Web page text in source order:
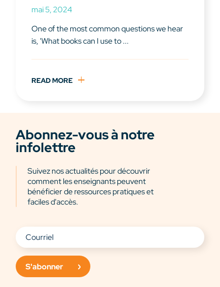
mai 5, 2024
One of the most common questions we hear
is, 'What books can I use to ...
READ MORE
Abonnez-vous à notre
infolettre
Suivez nos actualités pour découvrir
comment les enseignants peuvent
bénéficier de ressources pratiques et
faciles d'accès.
S'abonner